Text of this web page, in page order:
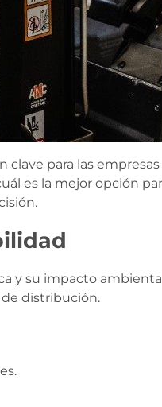
clave para las
es la mejor opción
y su impacto
distribución.